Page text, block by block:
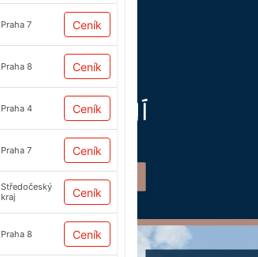
Praha 7 Ceník
Praha 8 Ceník
Praha 4 Ceník
Praha 7 Ceník
Středočeský
kraj
Ceník
Praha 8 Ceník